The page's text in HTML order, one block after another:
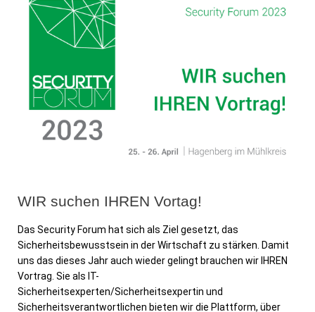
WIR suchen IHREN Vortag!
Das Security Forum hat sich als Ziel gesetzt, das
Sicherheitsbewusstsein in der Wirtschaft zu stärken. Damit
uns das dieses Jahr auch wieder gelingt brauchen wir IHREN
Vortrag. Sie als IT-
Sicherheitsexperten/Sicherheitsexpertin und
Sicherheitsverantwortlichen bieten wir die Plattform, über